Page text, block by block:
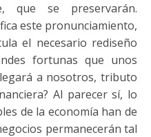
que se preservarán.
este pronunciamiento,
el necesario rediseño
fortunas que unos
a nosotros, tributo
Al parecer sí, lo
de la economía han de
permanecerán tal